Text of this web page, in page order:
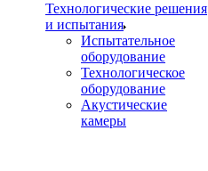
Технологические решения
и испытания
Испытательное
оборудование
Технологическое
оборудование
Акустические
камеры